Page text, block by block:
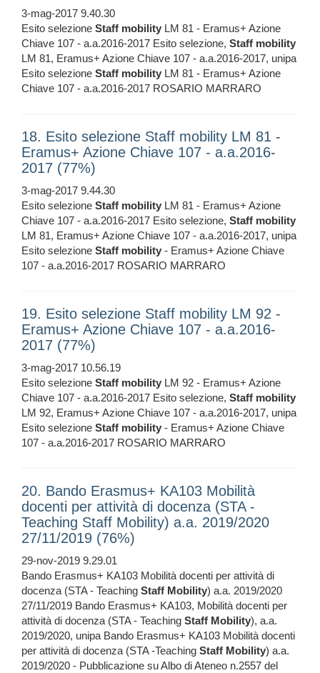
3-mag-2017 9.40.30
Esito selezione Staff mobility LM 81 - Eramus+ Azione
Chiave 107 - a.a.2016-2017 Esito selezione, Staff mobility
LM 81, Eramus+ Azione Chiave 107 - a.a.2016-2017, unipa
Esito selezione Staff mobility LM 81 - Eramus+ Azione
Chiave 107 - a.a.2016-2017 ROSARIO MARRARO
18. Esito selezione Staff mobility LM 81 -
Eramus+ Azione Chiave 107 - a.a.2016-
2017 (77%)
3-mag-2017 9.44.30
Esito selezione Staff mobility LM 81 - Eramus+ Azione
Chiave 107 - a.a.2016-2017 Esito selezione, Staff mobility
LM 81, Eramus+ Azione Chiave 107 - a.a.2016-2017, unipa
Esito selezione Staff mobility - Eramus+ Azione Chiave
107 - a.a.2016-2017 ROSARIO MARRARO
19. Esito selezione Staff mobility LM 92 -
Eramus+ Azione Chiave 107 - a.a.2016-
2017 (77%)
3-mag-2017 10.56.19
Esito selezione Staff mobility LM 92 - Eramus+ Azione
Chiave 107 - a.a.2016-2017 Esito selezione, Staff mobility
LM 92, Eramus+ Azione Chiave 107 - a.a.2016-2017, unipa
Esito selezione Staff mobility - Eramus+ Azione Chiave
107 - a.a.2016-2017 ROSARIO MARRARO
20. Bando Erasmus+ KA103 Mobilità
docenti per attività di docenza (STA -
Teaching Staff Mobility) a.a. 2019/2020
27/11/2019 (76%)
29-nov-2019 9.29.01
Bando Erasmus+ KA103 Mobilità docenti per attività di
docenza (STA - Teaching Staff Mobility) a.a. 2019/2020
27/11/2019 Bando Erasmus+ KA103, Mobilità docenti per
attività di docenza (STA - Teaching Staff Mobility), a.a.
2019/2020, unipa Bando Erasmus+ KA103 Mobilità docenti
per attività di docenza (STA -Teaching Staff Mobility) a.a.
2019/2020 - Pubblicazione su Albo di Ateneo n.2557 del